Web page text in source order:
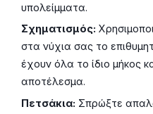
υπολείμματα.
Σχηματισμός:
στα νύχια σας το
έχουν όλα το ίδιο μήκος
αποτέλεσμα.
Πετσάκια: Σπρώξτε